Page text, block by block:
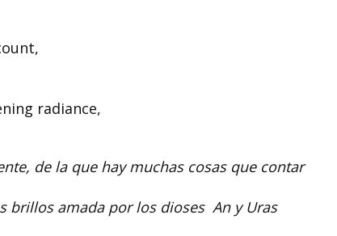
radiance,
de la que hay muchas cosas que contar
amada por los dioses An y Uras